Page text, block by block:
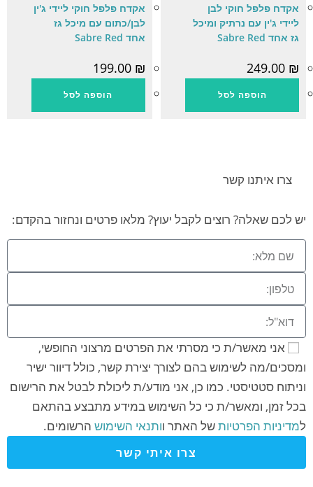
אקדח פלפל חוקי לבן
ליידי ג'ין עם נרתיק ומיכל
גז אחד Sabre Red
249.00 ₪
הוספה לסל
אקדח פלפל חוקי ליידי ג'ין
לבן/כתום עם מיכל גז
אחד Sabre Red
199.00 ₪
הוספה לסל
צרו איתנו קשר
יש לכם שאלה? רוצים לקבל יעוץ? מלאו פרטים ונחזור בהקדם:
אני מאשר/ת כי מסרתי את הפרטים מרצוני החופשי,
ומסכים/מה לשימוש בהם לצורך יצירת קשר, כולל דיוור ישיר
וניתוח סטטיסטי. כמו כן, אני מודע/ת ליכולת לבטל את הרישום
בכל זמן, ומאשר/ת כי כל השימוש במידע מתבצע בהתאם
למדיניות הפרטיותשל האתר וותנאי השימוש הרשומים.
צרו איתי קשר